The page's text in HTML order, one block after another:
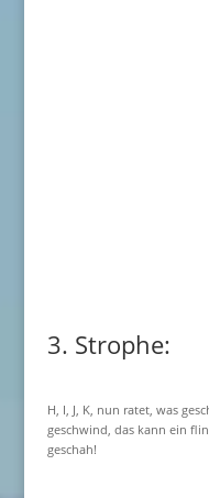
3. Strophe:
H, I, J, K, nun ratet, was
geschwind, das kann ein
geschah!